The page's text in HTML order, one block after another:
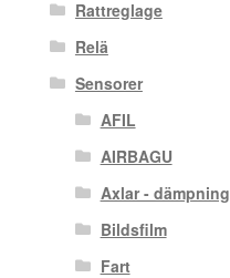
Rattreglage
Relä
Sensorer
AFIL
AIRBAGU
Axlar - dämpning
Bildsfilm
Fart